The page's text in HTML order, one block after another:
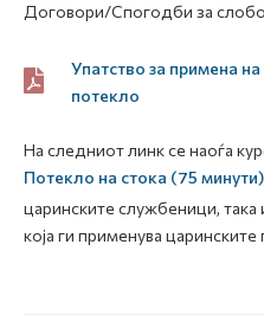
Договори/Спогодби за
Упатство за примена
потекло
На следниот линк се наоѓа
Потекло на стока (75 минути)
царинските службеници, така
која ги применува царинските